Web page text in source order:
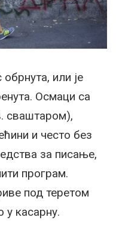
или је
Осмаци са
сваштаром),
и често без
за писање,
програм.
под теретом
у касарну.